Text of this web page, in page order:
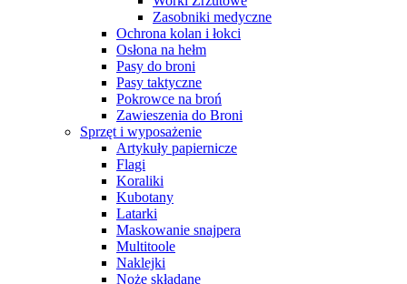
Zasobniki medyczne
Ochrona kolan i łokci
Osłona na hełm
Pasy do broni
Pasy taktyczne
Pokrowce na broń
Zawieszenia do Broni
Sprzęt i wyposażenie
Artykuły papiernicze
Flagi
Koraliki
Kubotany
Latarki
Maskowanie snajpera
Multitoole
Naklejki
Noże składane